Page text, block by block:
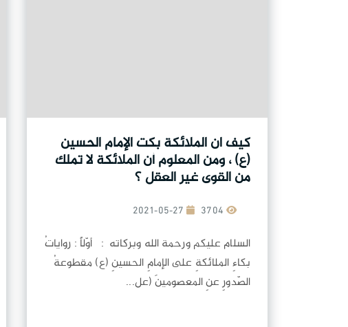
كيف ان الملائكة بكت الإمام الحسين
(ع) ، ومن المعلوم أن الملائكة لا تملك
من القوى غير العقل ؟
2021-05-27
السلام عليكم ورحمة الله وبركاته : أوّلاً : رواياتُ
بكاءِ الملائكةِ على الإمامِ الحسينِ (ع) مقطوعةُ
الصّدورِ عنِ المعصومينَ (عل...